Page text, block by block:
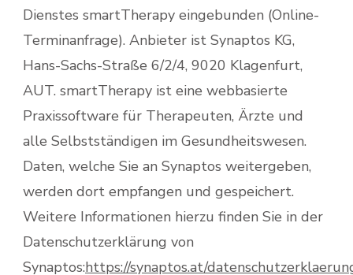
Dienstes smartTherapy eingebunden (Online-
Terminanfrage). Anbieter ist Synaptos KG,
Hans-Sachs-Straße 6/2/4, 9020 Klagenfurt,
AUT. smartTherapy ist eine webbasierte
Praxissoftware für Therapeuten, Ärzte und
alle Selbstständigen im Gesundheitswesen.
Daten, welche Sie an Synaptos weitergeben,
werden dort empfangen und gespeichert.
Weitere Informationen hierzu finden Sie in der
Datenschutzerklärung von
Synaptos:https://synaptos.at/